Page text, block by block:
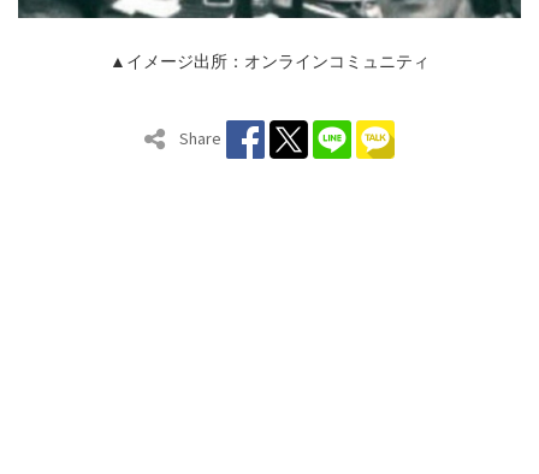
▲イメージ出所：オンラインコミュニティ
Share